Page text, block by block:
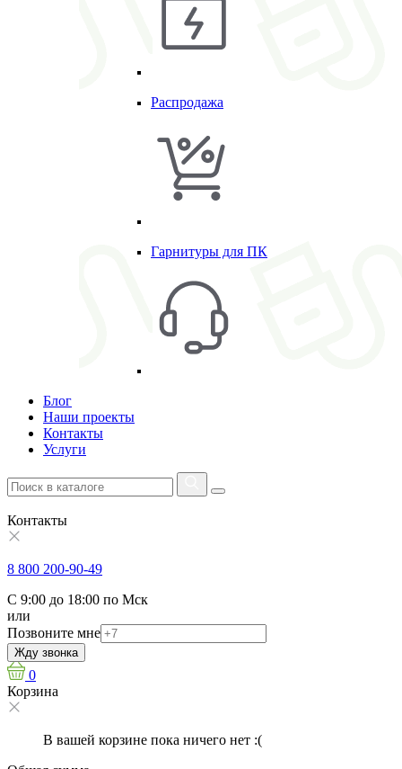
Распродажа
Гарнитуры для ПК
Блог
Наши проекты
Контакты
Услуги
Контакты
8 800 200-90-49
С 9:00 до 18:00 по Мск
или
Позвоните мне
Жду звонка
0
Корзина
В вашей корзине пока ничего нет :(